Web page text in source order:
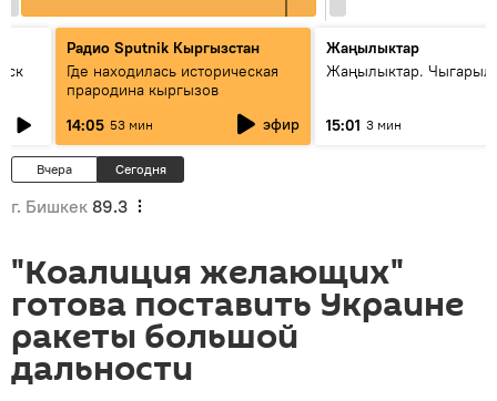
Радио Sputnik Кыргызстан
Где находилась историческая
прародина кыргызов
14:05 53 мин эфир
Жаңылыктар
Жаңылыктар.
15:01 3 мин
Вчера Сегодня
г. Бишкек 89.3
"Коалиция желающих"
готова поставить Украине
ракеты большой
дальности